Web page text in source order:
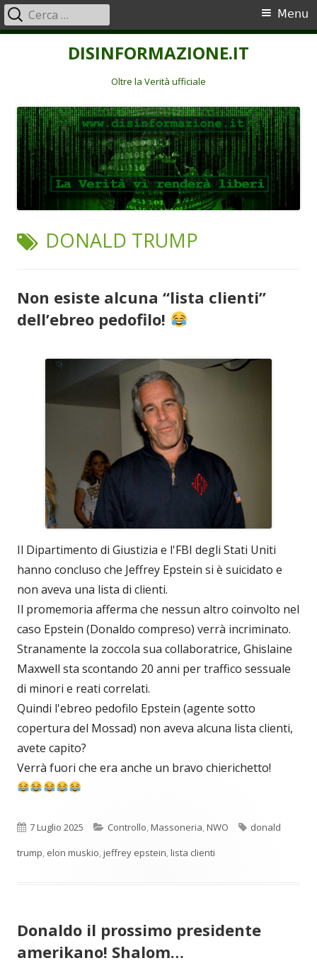
DISINFORMAZIONE.IT
Oltre la Verità ufficiale
Menu
principale
Menu
Ricerca
per:
TAG:
DONALD TRUMP
Non esiste alcuna “lista clienti”
dell’ebreo pedofilo!
Il Dipartimento di Giustizia e l'FBI degli Stati Uniti
hanno concluso che Jeffrey Epstein si è suicidato e
non aveva una lista di clienti.
Il promemoria afferma che nessun altro coinvolto nel
caso Epstein (Donaldo compreso) verrà incriminato.
Stranamente la zoccola sua collaboratrice, Ghislaine
Maxwell sta scontando 20 anni per traffico sessuale
di minori e reati correlati.
Quindi l'ebreo pedofilo Epstein (agente sotto
copertura del Mossad) non aveva alcuna lista clienti,
avete capito?
Verrà fuori che era anche un bravo chierichetto!
Pubblicato
7 Luglio 2025 Categorie
Controllo,Massoneria,NWO Tag
donald
trump, elon muskio,jeffrey epstein,lista clienti
Donaldo il prossimo presidente
amerikano! Shalom…